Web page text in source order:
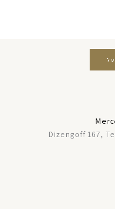
Dizengoff 167,